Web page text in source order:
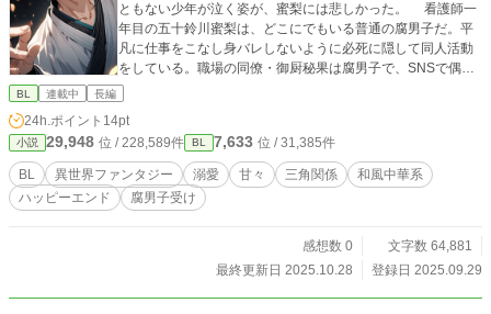
ともない少年が泣く姿が、蜜梨には悲しかった。 看護師一
年目の五十鈴川蜜梨は、どこにでもいる普通の腐男子だ。平
凡に仕事をこなし身バレしないように必死に隠して同人活動
をしている。職場の同僚・御厨秘果は腐男子で、SNSで偶然
出会ってからの腐仲間だ。週末には二人で腐談義に興じる。
い不幸の数々が波のように押し寄せた蜜梨は、気持ちを落ち
着けるため神社に逃げ込む。その場所で偶然会った秘果に拉
致られ軟禁された。 この世とは思えない場所で、魔法のよ
うな力を使う秘果は、実は竜神なのだという。 蜜梨が連行
された国は「桃源」という神獣を産む国。蜜梨は「瑞希」と
幼い頃の記憶がない蜜梨に真実を語る秘果。信じられないな
がら、疑う気も起きない。 流されるままに蜜梨は、「桃
BL 連載中 長編
24h.ポイント 14pt
小説 29,948 位 / 228,589件 BL 7,633 位 / 31,385件
BL 異世界ファンタジー 溺愛 甘々 三角関係
和風中華系
ハッピーエンド
腐男子受け
感想数 0
文字数 64,881
最終更新日 2025.10.28
登録日 2025.09.29